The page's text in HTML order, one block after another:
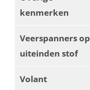
kenmerken
Veerspanners op
uiteinden stof
Volant